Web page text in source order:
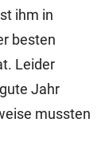
ihm in
besten
Leider
Jahr
mussten